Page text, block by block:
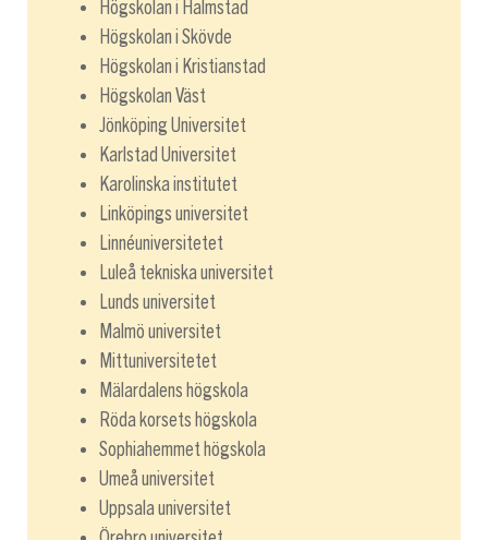
Högskolan i Halmstad
Högskolan i Skövde
Högskolan i Kristianstad
Högskolan Väst
Jönköping Universitet
Karlstad Universitet
Karolinska institutet
Linköpings universitet
Linnéuniversitetet
Luleå tekniska universitet
Lunds universitet
Malmö universitet
Mittuniversitetet
Mälardalens högskola
Röda korsets högskola
Sophiahemmet högskola
Umeå universitet
Uppsala universitet